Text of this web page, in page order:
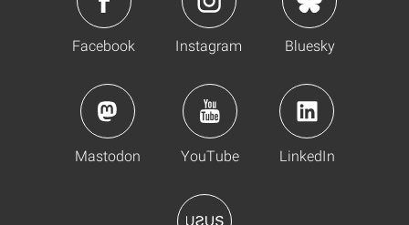
Facebook Instagram Bluesky
Mastodon YouTube LinkedIn